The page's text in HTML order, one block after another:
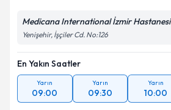
Medicana International İzmir Hastanesi
Yenişehir, İşçiler Cd. No:126
En Yakın Saatler
Yarın
09:00
Yarın
09:30
Yarın
10:00